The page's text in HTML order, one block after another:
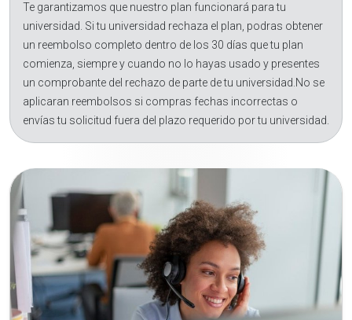
Te garantizamos que nuestro plan funcionará para tu
universidad. Si tu universidad rechaza el plan, podras obtener
un reembolso completo dentro de los 30 días que tu plan
comienza, siempre y cuando no lo hayas usado y presentes
un comprobante del rechazo de parte de tu universidad.No se
aplicaran reembolsos si compras fechas incorrectas o
envías tu solicitud fuera del plazo requerido por tu universidad.